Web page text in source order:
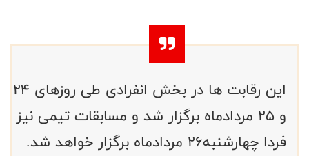
این رقابت ها در بخش انفرادی طی روزهای ۲۴
و ۲۵ مردادماه برگزار شد و مسابقات تیمی نیز
فردا چهارشنبه۲۶ مردادماه برگزار خواهد شد.